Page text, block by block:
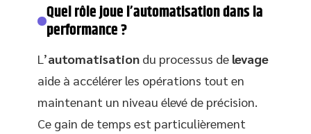
Quel rôle joue l’automatisation dans la
performance ?
L’automatisation du processus de levage
aide à accélérer les opérations tout en
maintenant un niveau élevé de précision.
Ce gain de temps est particulièrement